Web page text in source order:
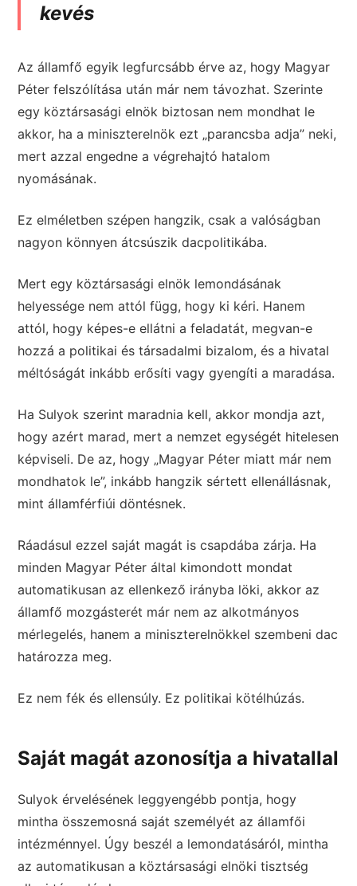
kevés
Az államfő egyik legfurcsább érve az, hogy Magyar
Péter felszólítása után már nem távozhat. Szerinte
egy köztársasági elnök biztosan nem mondhat le
akkor, ha a miniszterelnök ezt „parancsba adja” neki,
mert azzal engedne a végrehajtó hatalom
nyomásának.
Ez elméletben szépen hangzik, csak a valóságban
nagyon könnyen átcsúszik dacpolitikába.
Mert egy köztársasági elnök lemondásának
helyessége nem attól függ, hogy ki kéri. Hanem
attól, hogy képes-e ellátni a feladatát, megvan-e
hozzá a politikai és társadalmi bizalom, és a hivatal
méltóságát inkább erősíti vagy gyengíti a maradása.
Ha Sulyok szerint maradnia kell, akkor mondja azt,
hogy azért marad, mert a nemzet egységét hitelesen
képviseli. De az, hogy „Magyar Péter miatt már nem
mondhatok le”, inkább hangzik sértett ellenállásnak,
mint államférfiúi döntésnek.
Ráadásul ezzel saját magát is csapdába zárja. Ha
minden Magyar Péter által kimondott mondat
automatikusan az ellenkező irányba löki, akkor az
államfő mozgásterét már nem az alkotmányos
mérlegelés, hanem a miniszterelnökkel szembeni dac
határozza meg.
Ez nem fék és ellensúly. Ez politikai kötélhúzás.
Saját magát azonosítja a hivatallal
Sulyok érvelésének leggyengébb pontja, hogy
mintha összemosná saját személyét az államfői
intézménnyel. Úgy beszél a lemondatásáról, mintha
az automatikusan a köztársasági elnöki tisztség